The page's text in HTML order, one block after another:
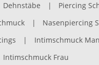
Dehnstäbe | Piercing
| Nasenpiercing
| Intimschmuck
Intimschmuck Frau